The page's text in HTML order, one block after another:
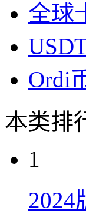
全球
Ordi
本类排
1
2024